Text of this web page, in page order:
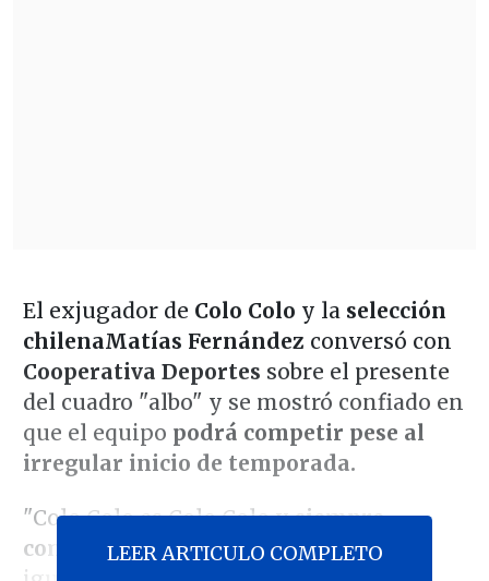
El exjugador de Colo Colo y la selección
chilenaMatías Fernández conversó con
Cooperativa Deportes sobre el presente
del cuadro "albo" y se mostró confiado en
que el equipo podrá competir pese al
irregular inicio de temporada.
"Colo Colo es Colo Colo ysiempre
compite.Más allá de eso. Yo creo que
LEER ARTICULO COMPLETO